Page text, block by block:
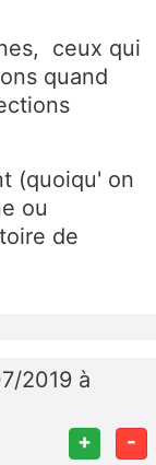
ceux qui
quand
(quoiqu' on
ou
de
2019 à
+ -